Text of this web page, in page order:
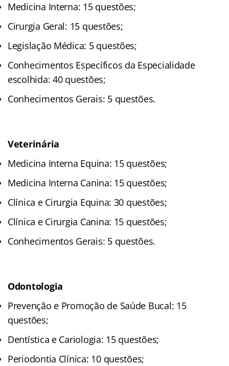
Medicina Interna: 15 questões;
Cirurgia Geral: 15 questões;
Legislação Médica: 5 questões;
Conhecimentos Específicos da Especialidade
escolhida: 40 questões;
Conhecimentos Gerais: 5 questões.
Veterinária
Medicina Interna Equina: 15 questões;
Medicina Interna Canina: 15 questões;
Clínica e Cirurgia Equina: 30 questões;
Clínica e Cirurgia Canina: 15 questões;
Conhecimentos Gerais: 5 questões.
Odontologia
Prevenção e Promoção de Saúde Bucal: 15
questões;
Dentística e Cariologia: 15 questões;
Periodontia Clínica: 10 questões;